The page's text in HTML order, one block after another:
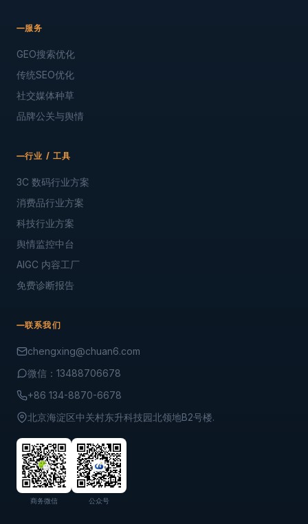
服务
GEO搜索优化
传统SEO优化
社交媒体种草
品牌公关与舆情
行业 / 工具
3C 数码行业方案
消费品行业方案
科技行业方案
舆情监控中台
AIGC 内容工厂
免费诊断报告
联系我们
chengxing@chuan6.com
微信：13488706678
+86 134-8870-6678
北京海淀区中关村东升科技园北领地B2号楼.
商务微信 公众号